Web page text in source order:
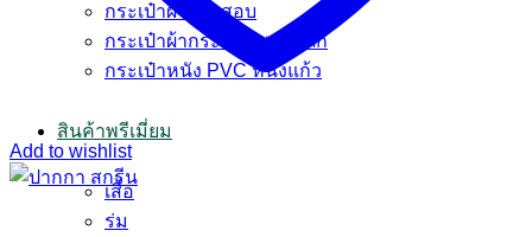
กระเป๋าผ้ากระสอบ
กระเป๋าผ้ากระสอบพลาสติก
กระเป๋าหนัง PVC หนังแก้ว
สินค้าพรีเมี่ยม
เสื้อ
ร่ม
Add to wishlist